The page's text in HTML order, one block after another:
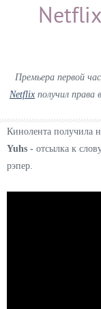
Премьера первой
Netflix получил права
Кинолента получила
Yuhs - отсылка к
рэпер.